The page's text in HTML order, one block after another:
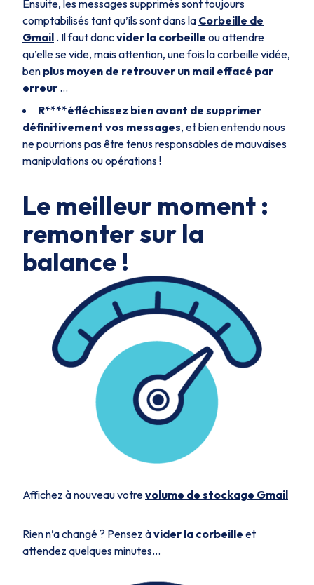
Ensuite, les messages supprimés sont toujours
comptabilisés tant qu’ils sont dans la Corbeille de
Gmail . Il faut doncvider la corbeille ou attendre
qu’elle se vide, mais attention, une fois la corbeille vidée,
ben plus moyen de retrouver un mail effacé par
erreur ...
R****éfléchissez bien avant de supprimer
définitivement vos messages, et bien entendu nous
ne pourrions pas être tenus responsables de mauvaises
manipulations ou opérations !
Le meilleur moment :
remonter sur la
balance !
Affichez à nouveau votrevolume de stockage Gmail
Rien n’a changé ? Pensez àvider la corbeille et
attendez quelques minutes...